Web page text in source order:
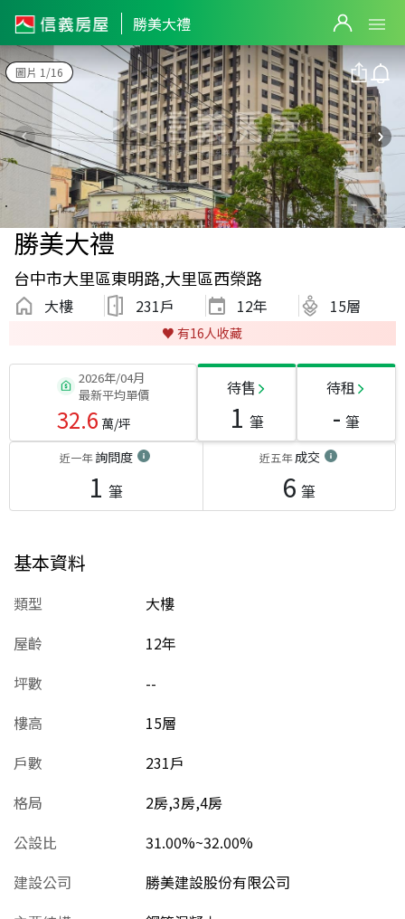
勝美大禮
圖片 1/16
勝美大禮
台中市大里區東明路,大里區西榮路
大樓 231戶 12年 15層
♥️ 有16人收藏
2026年/04月
最新平均單價
32.6 萬/坪
待售
1 筆
待租
- 筆
近一年詢問度
1 筆
近五年成交
6 筆
基本資料
類型
大樓
屋齡
12年
坪數
--
樓高
15層
戶數
231戶
格局
2房,3房,4房
公設比
31.00%~32.00%
建設公司
勝美建設股份有限公司